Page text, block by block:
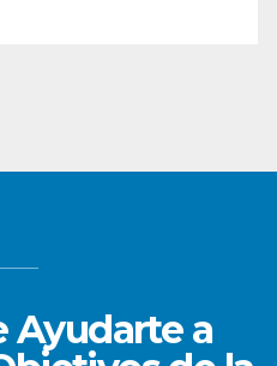
Ayudarte a